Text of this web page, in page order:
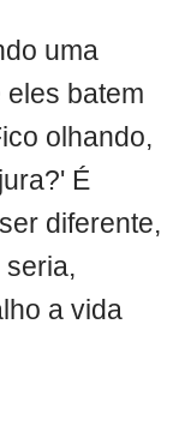
uma
batem
olhando,
É
diferente,
seria,
a vida